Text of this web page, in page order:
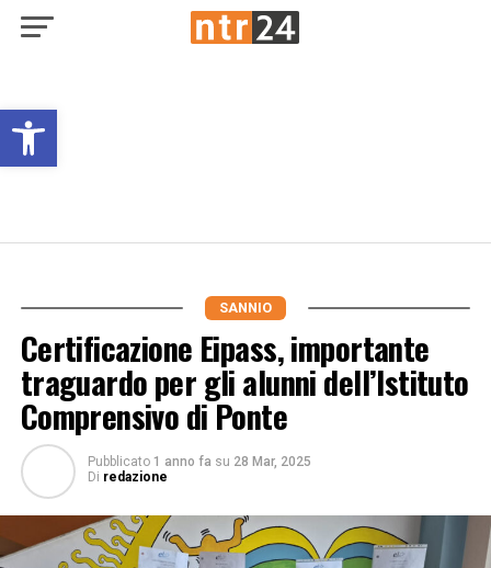
Open toolbar
SANNIO
Certificazione Eipass, importante
traguardo per gli alunni dell’Istituto
Comprensivo di Ponte
Pubblicato 1 anno fa su 28 Mar, 2025
Di redazione